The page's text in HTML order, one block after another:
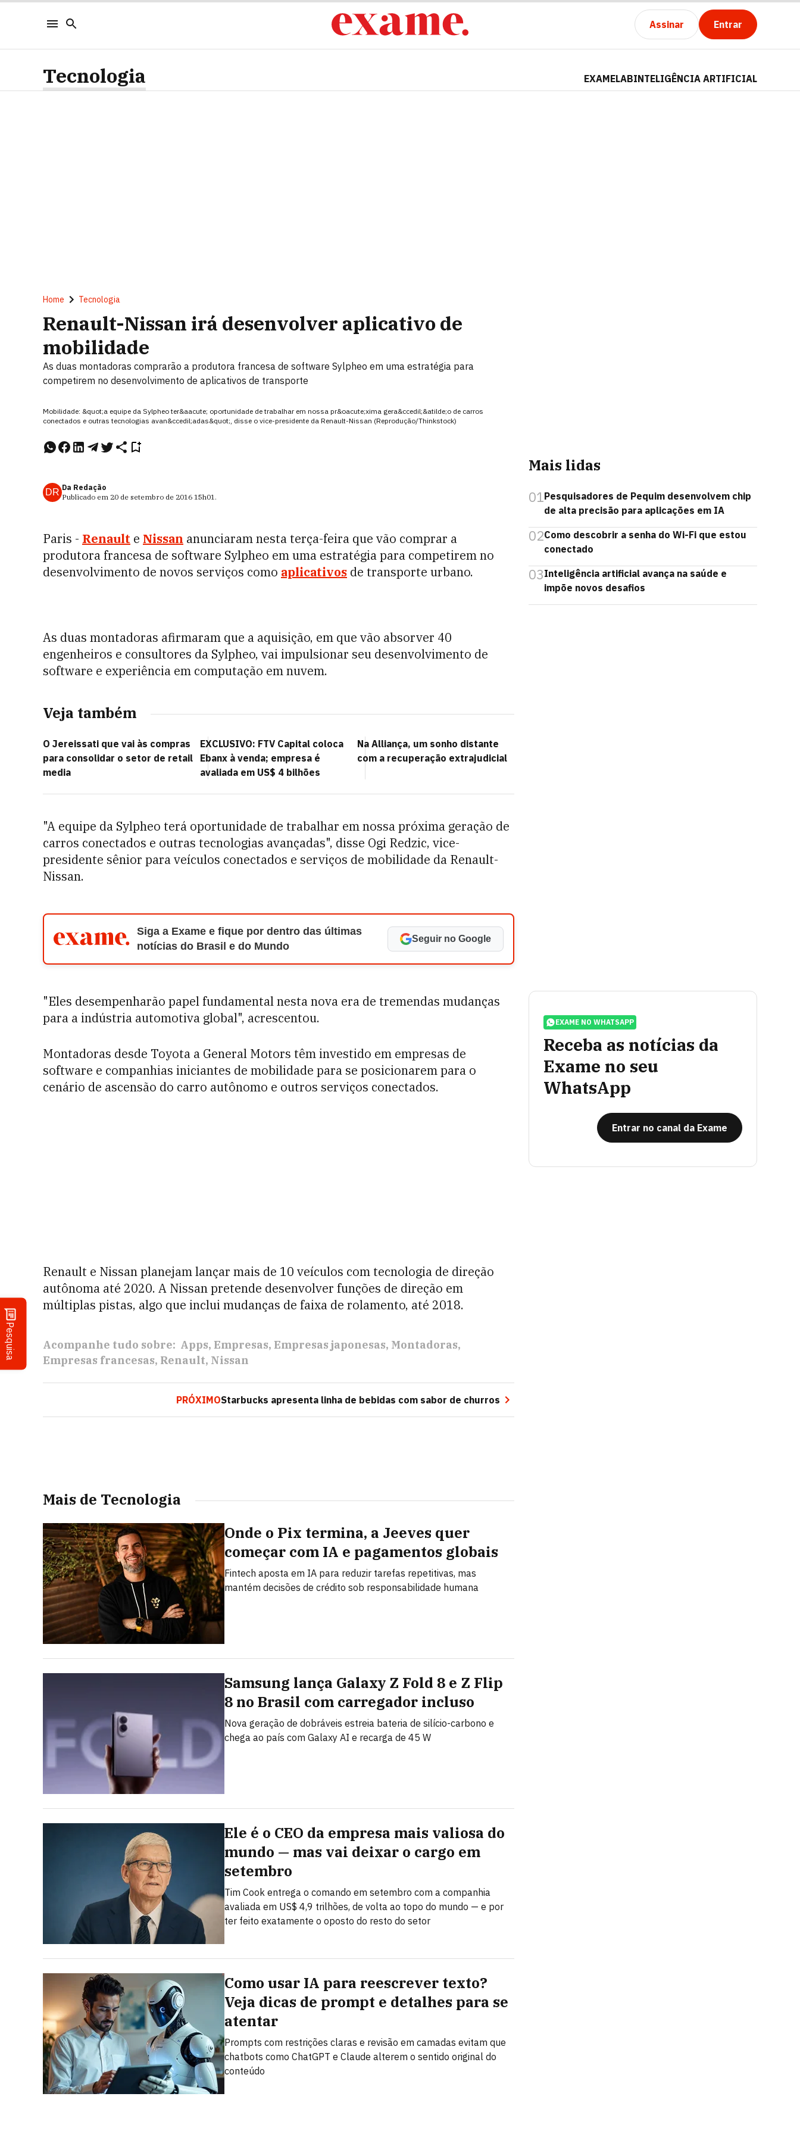
Assinar Entrar
Pesquisa
Tecnologia EXAMELABINTELIGÊNCIA ARTIFICIAL
Home Tecnologia
Renault-Nissan irá desenvolver aplicativo de
mobilidade
As duas montadoras comprarão a produtora francesa de software Sylpheo em uma estratégia para
competirem no desenvolvimento de aplicativos de transporte
Mobilidade: &quot;a equipe da Sylpheo ter&aacute; oportunidade de trabalhar em nossa pr&oacute;xima gera&ccedil;&atilde;o de carros
conectados e outras tecnologias avan&ccedil;adas&quot;, disse o vice-presidente da Renault-Nissan (Reprodução/Thinkstock)
DR Da Redação
Publicado em 20 de setembro de 2016 15h01.
Paris - Renault e Nissan anunciaram nesta terça-feira que vão comprar a
produtora francesa de software Sylpheo em uma estratégia para competirem no
desenvolvimento de novos serviços como aplicativos de transporte urbano.
As duas montadoras afirmaram que a aquisição, em que vão absorver 40
engenheiros e consultores da Sylpheo, vai impulsionar seu desenvolvimento de
software e experiência em computação em nuvem.
Veja também
O Jereissati que vai às compras
para consolidar o setor de retail
media
EXCLUSIVO: FTV Capital coloca
Ebanx à venda; empresa é
avaliada em US$ 4 bilhões
Na Alliança, um sonho distante
com a recuperação extrajudicial
"A equipe da Sylpheo terá oportunidade de trabalhar em nossa próxima geração de
carros conectados e outras tecnologias avançadas", disse Ogi Redzic, vice-
presidente sênior para veículos conectados e serviços de mobilidade da Renault-
Nissan.
Siga a Exame e fique por dentro das últimas
notícias do Brasil e do Mundo
Seguir no Google
"Eles desempenharão papel fundamental nesta nova era de tremendas mudanças
para a indústria automotiva global", acrescentou.
Montadoras desde Toyota a General Motors têm investido em empresas de
software e companhias iniciantes de mobilidade para se posicionarem para o
cenário de ascensão do carro autônomo e outros serviços conectados.
Renault e Nissan planejam lançar mais de 10 veículos com tecnologia de direção
autônoma até 2020. A Nissan pretende desenvolver funções de direção em
múltiplas pistas, algo que inclui mudanças de faixa de rolamento, até 2018.
Acompanhe tudo sobre: Apps Empresas Empresas japonesas Montadoras
Empresas francesas Renault Nissan
PRÓXIMOStarbucks apresenta linha de bebidas com sabor de churros
Mais de Tecnologia
Onde o Pix termina, a Jeeves quer
começar com IA e pagamentos globais
Fintech aposta em IA para reduzir tarefas repetitivas, mas
mantém decisões de crédito sob responsabilidade humana
Samsung lança Galaxy Z Fold 8 e Z Flip
8 no Brasil com carregador incluso
Nova geração de dobráveis estreia bateria de silício-carbono e
chega ao país com Galaxy AI e recarga de 45 W
Ele é o CEO da empresa mais valiosa do
mundo — mas vai deixar o cargo em
setembro
Tim Cook entrega o comando em setembro com a companhia
avaliada em US$ 4,9 trilhões, de volta ao topo do mundo — e por
ter feito exatamente o oposto do resto do setor
Como usar IA para reescrever texto?
Veja dicas de prompt e detalhes para se
atentar
Prompts com restrições claras e revisão em camadas evitam que
chatbots como ChatGPT e Claude alterem o sentido original do
conteúdo
Mais lidas
01Pesquisadores de Pequim desenvolvem chip
de alta precisão para aplicações em IA
02Como descobrir a senha do Wi-Fi que estou
conectado
03Inteligência artificial avança na saúde e
impõe novos desafios
EXAME NO WHATSAPP
Receba as notícias da
Exame no seu
WhatsApp
Entrar no canal da Exame